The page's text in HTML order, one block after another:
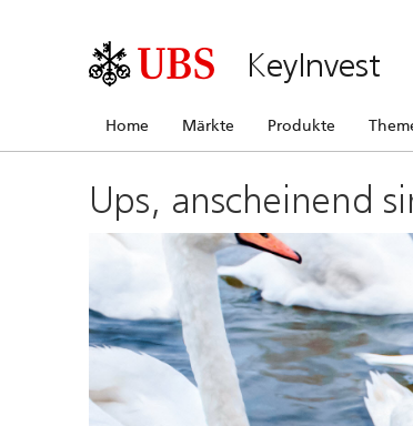
KeyInvest
Home Märkte Produkte
Ups, anscheinend